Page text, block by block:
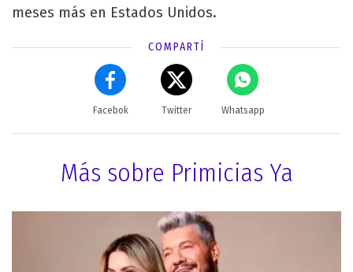
meses más en Estados Unidos.
COMPARTÍ
Facebok Twitter Whatsapp
Más sobre Primicias Ya